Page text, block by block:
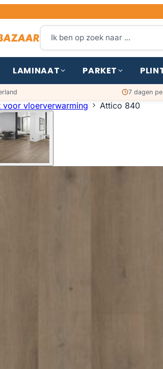
LAMINAAT PARKET
7 dagen
voor vloerverwarming Attico 840